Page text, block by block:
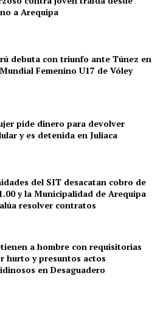
SUSCRIBETE
a Arequipa
debuta con triunfo ante Túnez en
Femenino U17 de Vóley
pide dinero para devolver
y es detenida en Juliaca
del SIT desacatan cobro de
y la Municipalidad de Arequipa
resolver contratos
a hombre con requisitorias
hurto y presuntos actos
en Desaguadero